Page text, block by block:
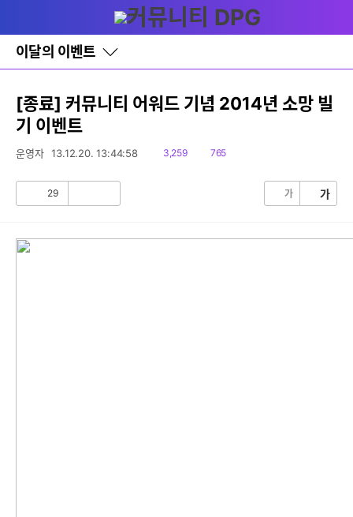
와
홈
이달의 이벤트
바
로
기
레
창
글
[종료] 커뮤니티 어워드 기념 2014년 소망 빌
기 이벤트
운영자 13.12.20. 13:44:58
읽
3,259
댓
765
공29 가 가